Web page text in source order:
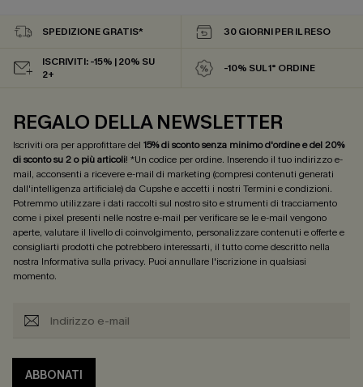
SPEDIZIONE GRATIS* 30 GIORNI PER IL RESO
ISCRIVITI: -15% | 20% SU
2+
-10% SUL 1° ORDINE
REGALO DELLA NEWSLETTER
Iscriviti ora per approfittare del 15% di sconto senza minimo d'ordine e del 20%
di sconto su 2 o più articoli! *Un codice per ordine. Inserendo il tuo indirizzo e-
mail, acconsenti a ricevere e-mail di marketing (compresi contenuti generati
dall'intelligenza artificiale) da Cupshe e accetti i nostri Termini e condizioni.
Potremmo utilizzare i dati raccolti sul nostro sito e strumenti di tracciamento
come i pixel presenti nelle nostre e-mail per verificare se le e-mail vengono
aperte, valutare il livello di coinvolgimento, personalizzare contenuti e offerte e
consigliarti prodotti che potrebbero interessarti, il tutto come descritto nella
nostra Informativa sulla privacy. Puoi annullare l'iscrizione in qualsiasi
momento.
ABBONATI